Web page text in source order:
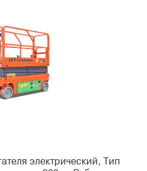
электрический, Тип